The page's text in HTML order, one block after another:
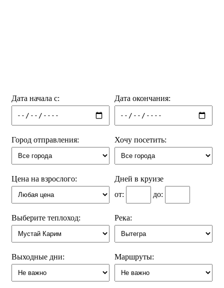
Дата начала с: Дата окончания:
Город отправления: Хочу посетить:
Цена на взрослого:
Дней в круизе
от:
до:
Выберите теплоход: Река:
Выходные дни: Маршруты: